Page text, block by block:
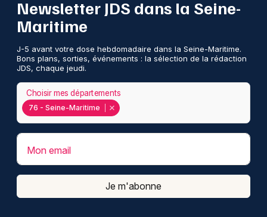
Newsletter JDS dans la Seine-
Maritime
J-5 avant votre dose hebdomadaire dans la Seine-Maritime.
Bons plans, sorties, événements : la sélection de la rédaction
JDS, chaque jeudi.
76 - Seine-Maritime
Choisir mes départements
Mon email
Je m'abonne